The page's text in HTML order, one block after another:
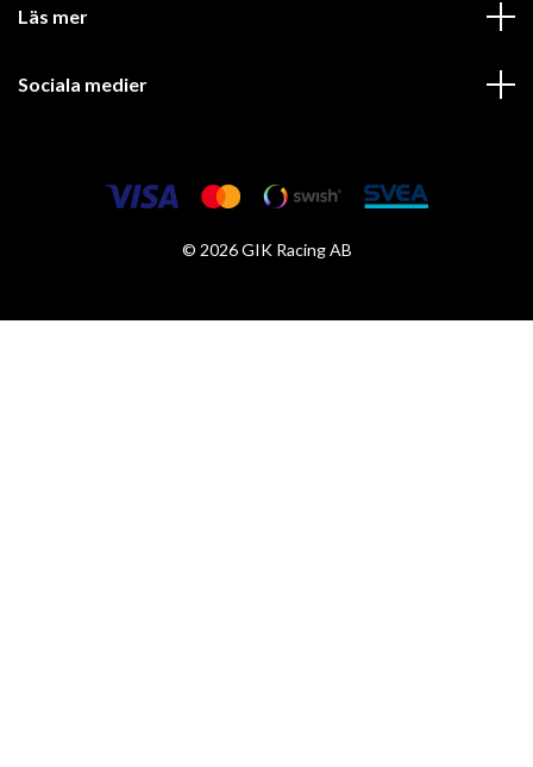
Läs mer
Sociala medier
© 2026 GIK Racing AB